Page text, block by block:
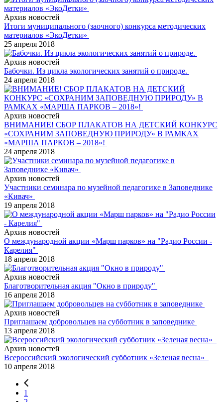
Архив новостей
Итоги муниципального (заочного) конкурса методических
материалов «ЭкоДетки»
25 апреля 2018
Архив новостей
Бабочки. Из цикла экологических занятий о природе.
24 апреля 2018
Архив новостей
ВНИМАНИЕ! СБОР ПЛАКАТОВ НА ДЕТСКИЙ КОНКУРС
«СОХРАНИМ ЗАПОВЕДНУЮ ПРИРОДУ» В РАМКАХ
«МАРША ПАРКОВ – 2018»!
24 апреля 2018
Архив новостей
Участники семинара по музейной педагогике в Заповеднике
«Кивач»
19 апреля 2018
Архив новостей
О международной акции «Марш парков» на "Радио России -
Карелия"
18 апреля 2018
Архив новостей
Благотворительная акция "Окно в природу"
16 апреля 2018
Архив новостей
Приглашаем добровольцев на субботник в заповеднике
13 апреля 2018
Архив новостей
Всероссийский экологический субботник «Зеленая весна»
10 апреля 2018
1